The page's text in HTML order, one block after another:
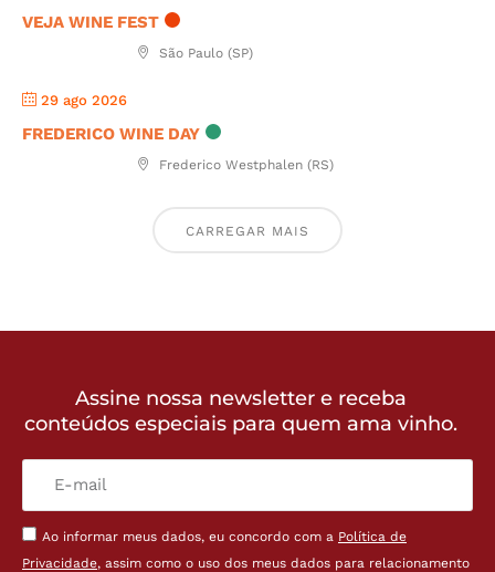
VEJA WINE FEST
São Paulo (SP)
29 ago 2026
FREDERICO WINE DAY
Frederico Westphalen (RS)
CARREGAR MAIS
Assine nossa newsletter e receba
conteúdos especiais para quem ama vinho.
Ao informar meus dados, eu concordo com a Política de
Privacidade, assim como o uso dos meus dados para relacionamento